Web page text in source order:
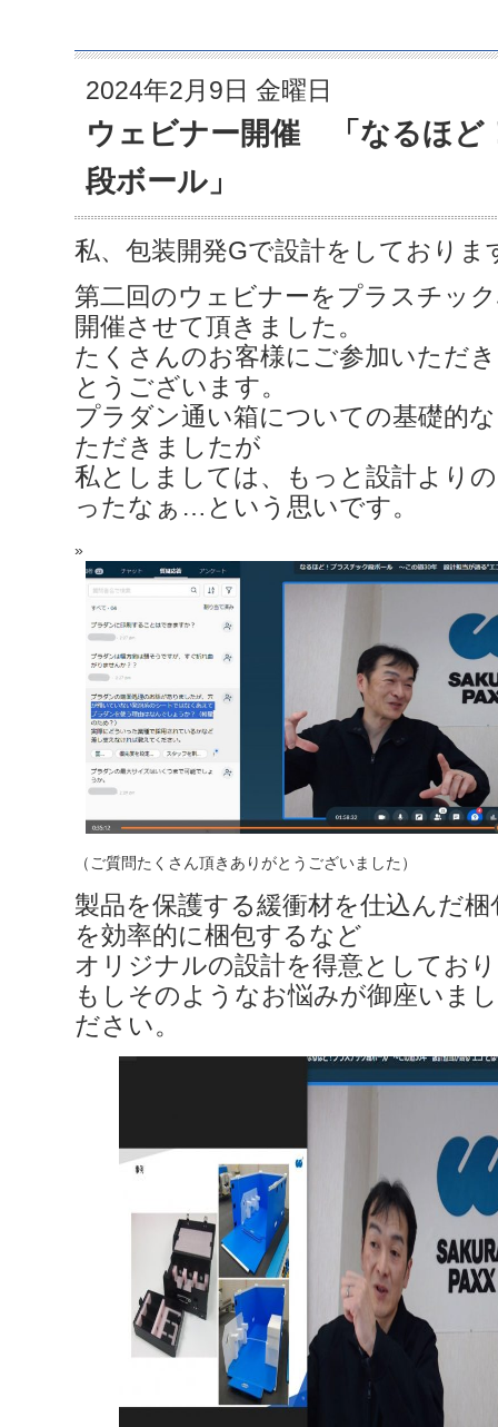
2024年2月9日 金曜日
ウェビナー開催 「なるほど
段ボール」
私、包装開発Gで設計をしておりま
第二回のウェビナーをプラスチッ
開催させて頂きました。
たくさんのお客様にご参加いただ
とうございます。
プラダン通い箱についての基礎的
ただきましたが
私としましては、もっと設計より
ったなぁ…という思いです。
（ご質問たくさん頂きありがとうございました）
製品を保護する緩衝材を仕込んだ
を効率的に梱包するなど
オリジナルの設計を得意としてお
もしそのようなお悩みが御座いま
ださい。